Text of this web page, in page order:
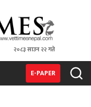
२०८३ साउन २२ गते
E-PAPER